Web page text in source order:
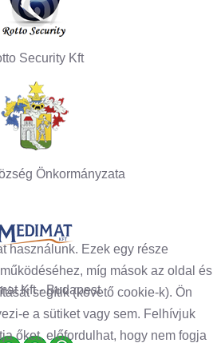
Security Kft
Önkormányzata
Kft - Budapest
használunk. Ezek egy része
míg mások az oldal és
segítik (követő cookie-k). Ön
e a sütiket vagy sem. Felhívjuk
őket, előfordulhat, hogy nem fogja